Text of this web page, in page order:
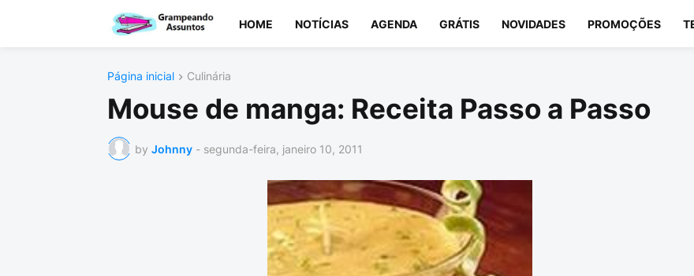
HOME NOTÍCIAS AGENDA GRÁTIS NOVIDADES PROMOÇÕES
Página inicial Culinária
Mouse de manga: Receita Passo a Passo
by Johnny - segunda-feira, janeiro 10, 2011